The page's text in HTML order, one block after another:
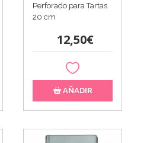
Perforado para Tartas
20 cm
12,50€
AÑADIR